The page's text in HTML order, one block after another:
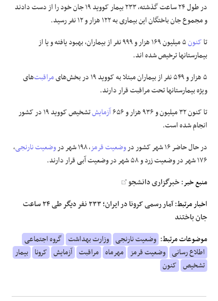
در طول ۲۴ ساعت گذشته، ۲۳۳ بیمار کووید ۱۹ جان خود را از دست دادند
و مجموع جان باختگان این بیماری به ۱۲۲ هزار و ۱۲ نفر رسید.
تاکنون
۵ میلیون ۱۶۹ هزار و ۹۹۹ نفر از بیماران، بهبود یافته و یا از
بیمارستانها ترخیص شده اند.
۵ هزار و ۵۴۹ نفر از بیماران مبتلا به کووید ۱۹ در بخش‌های
مراقبت‌های
ویژه بیمارستانها تحت مراقبت قرار دارند.
تا کنون ۳۲ میلیون و ۹۳۶ هزار و ۶۵۶
آزمایش
تشخیص کووید ۱۹ در کشور
انجام شده است.
در حال حاضر ۱۶ شهر کشور در
وضعیت قرمز، ۱۹۸ شهر در وضعیت نارنجی،
۱۷۶ شهر در وضعیت زرد و ۵۸ شهر در وضعیت آبی قرار دارند.
منبع خبر:خبرگزاری دانشجو
اخبار مرتبط:
آمار رسمی کرونا در ایران؛ ۲۳۳ نفر دیگر طی ۲۴ ساعت
جان باختند
موضوعات مرتبط: وضعیت نارنجی وزارت بهداشت گروه اجتماعی
اطلاع رسانی وضعیت قرمز مهرماه مراقبت آزمایش کرونا بیمار
تشخیص کنون